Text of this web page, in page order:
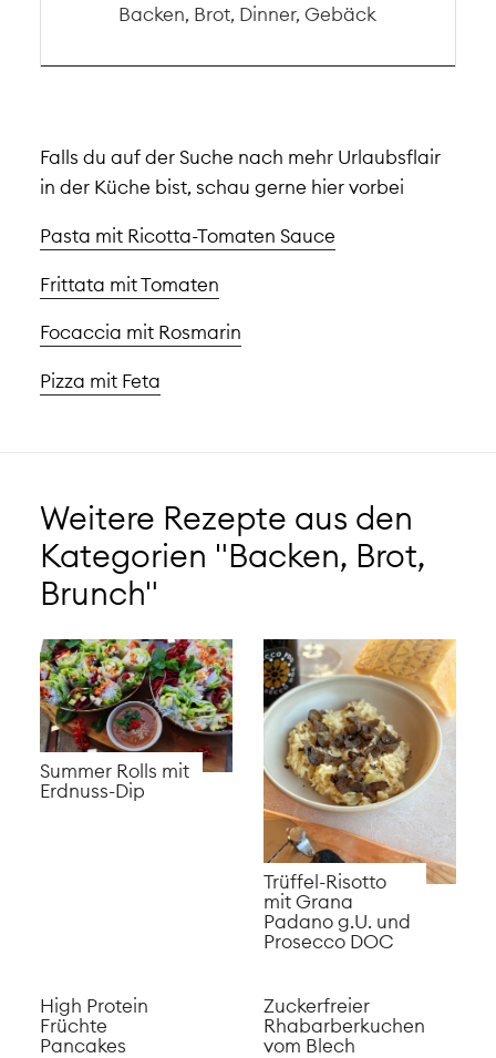
Backen, Brot, Dinner, Gebäck
Falls du auf der Suche nach mehr Urlaubsflair
in der Küche bist, schau gerne hier vorbei
Pasta mit Ricotta-Tomaten Sauce
Frittata mit Tomaten
Focaccia mit Rosmarin
Pizza mit Feta
Weitere Rezepte aus den
Kategorien "Backen, Brot,
Brunch"
Summer Rolls mit
Erdnuss-Dip
Trüffel-Risotto
mit Grana
Padano g.U. und
Prosecco DOC
High Protein
Früchte
Pancakes
Zuckerfreier
Rhabarberkuchen
vom Blech